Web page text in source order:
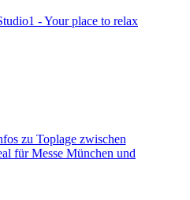
- Your place to relax
zu Toplage zwischen
für Messe München und